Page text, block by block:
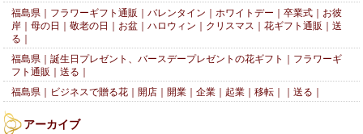
福島県｜フラワーギフト通販｜バレンタイン｜ホワイトデー｜卒業式｜お彼
岸｜母の日｜敬老の日｜お盆｜ハロウィン｜クリスマス｜花ギフト通販｜送
る｜
福島県｜誕生日プレゼント、バースデープレゼントの花ギフト｜フラワーギ
フト通販｜送る｜
福島県｜ビジネスで贈る花｜開店｜開業｜企業｜起業｜移転｜｜送る｜
アーカイブ